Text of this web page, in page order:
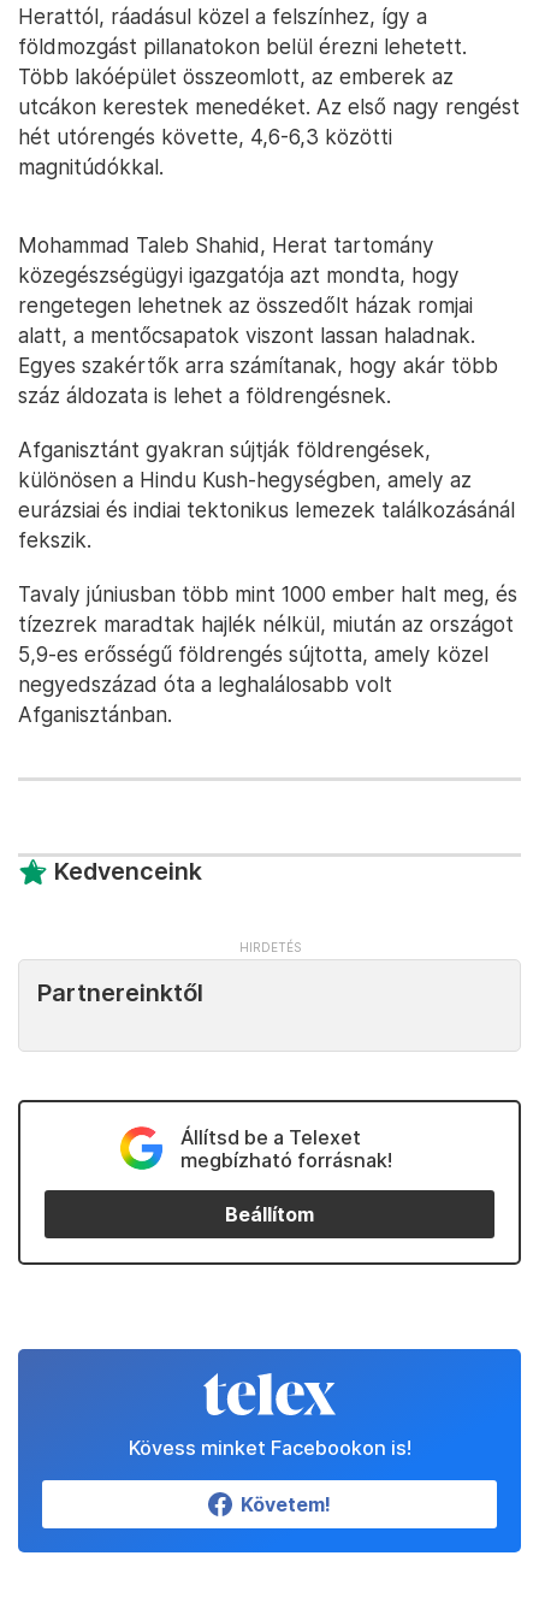
Herattól, ráadásul közel a felszínhez, így a
földmozgást pillanatokon belül érezni lehetett.
Több lakóépület összeomlott, az emberek az
utcákon kerestek menedéket. Az első nagy rengést
hét utórengés követte, 4,6-6,3 közötti
magnitúdókkal.
Mohammad Taleb Shahid, Herat tartomány
közegészségügyi igazgatója azt mondta, hogy
rengetegen lehetnek az összedőlt házak romjai
alatt, a mentőcsapatok viszont lassan haladnak.
Egyes szakértők arra számítanak, hogy akár több
száz áldozata is lehet a földrengésnek.
Afganisztánt gyakran sújtják földrengések,
különösen a Hindu Kush-hegységben, amely az
eurázsiai és indiai tektonikus lemezek találkozásánál
fekszik.
Tavaly júniusban több mint 1000 ember halt meg, és
tízezrek maradtak hajlék nélkül, miután az országot
5,9-es erősségű földrengés sújtotta, amely közel
negyedszázad óta a leghalálosabb volt
Afganisztánban.
Kedvenceink
Partnereinktől
Állítsd be a Telexet
megbízható forrásnak!
Beállítom
Kövess minket Facebookon is!
Követem!